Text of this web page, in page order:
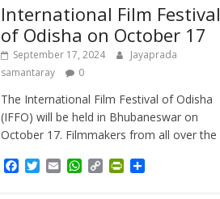
International Film Festival
of Odisha on October 17
September 17, 2024
Jayaprada
samantaray
0
The International Film Festival of Odisha
(IFFO) will be held in Bhubaneswar on
October 17. Filmmakers from all over the
T
E
W
C
P